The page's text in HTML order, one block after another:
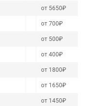
от 5650₽
от 700₽
от 500₽
от 400₽
от 1800₽
от 1650₽
от 1450₽